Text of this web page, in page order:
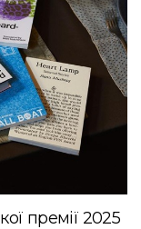
премії 2025